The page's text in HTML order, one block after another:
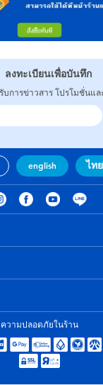
ลงทะเบียนเพื่อบันทึก
บการข่าวสาร โปรโมชั่นแ
english ไทย
ความปลอดภัยในร้าน